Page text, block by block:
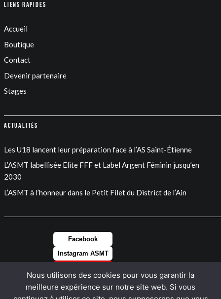
Liens rapides
Accueil
Boutique
Contact
Devenir partenaire
Stages
Actualités
Les U18 lancent leur préparation face à l’AS Saint-Étienne
L’ASMT labellisée Elite FFF et Label Argent Féminin jusqu’en
2030
L’ASMT à l’honneur dans le Petit Filet du District de l’Ain
Facebook
Instagram ASMT
LinkedIn
Nous utilisons des cookies pour vous garantir la
meilleure expérience sur notre site web. Si vous